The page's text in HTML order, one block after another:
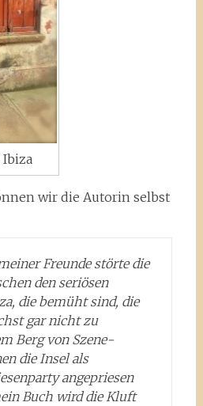
wir die Autorin selbst
Freunde störte die
den seriösen
die bemüht sind, die
gar nicht zu
Berg von Szene-
die Insel als
angepriesen
Buch wird die Kluft